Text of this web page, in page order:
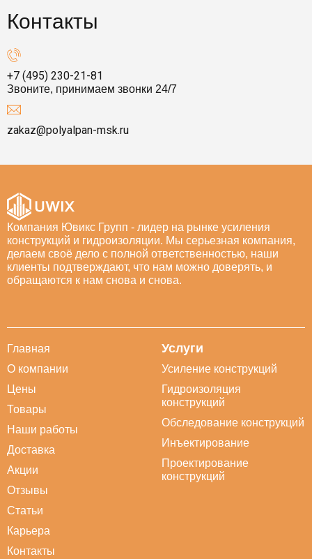
Контакты
+7 (495) 230-21-81
Звоните, принимаем звонки 24/7
zakaz@polyalpan-msk.ru
Компания Ювикс Групп - лидер на рынке усиления
конструкций и гидроизоляции. Мы серьезная компания,
делаем своё дело с полной ответственностью, наши
клиенты подтверждают, что нам можно доверять, и
обращаются к нам снова и снова.
Главная
О компании
Цены
Товары
Наши работы
Доставка
Акции
Отзывы
Статьи
Карьера
Контакты
Услуги
Усиление конструкций
Гидроизоляция
конструкций
Обследование конструкций
Инъектирование
Проектирование
конструкций